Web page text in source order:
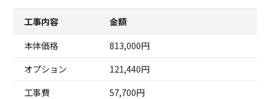
工事内容
金額
本体価格
813,000円
オプション
121,440円
工事費
57,700円